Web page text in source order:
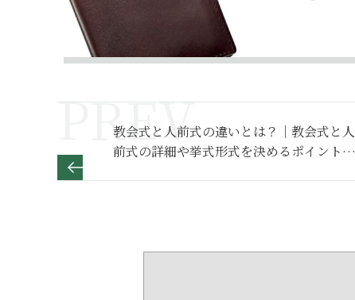
教会式と人前式の違いとは？｜教会式と人
前式の詳細や挙式形式を決めるポイントを